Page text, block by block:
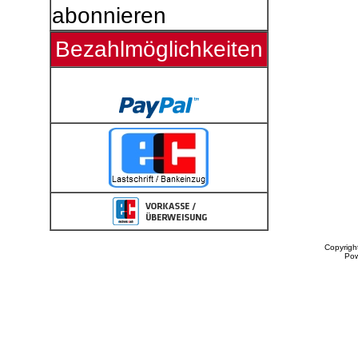
abonnieren
Bezahlmöglichkeiten